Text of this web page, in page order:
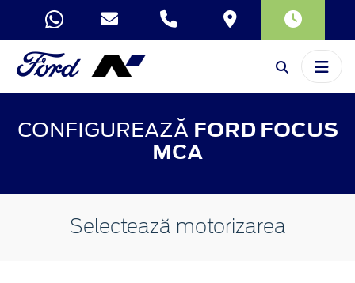
CONFIGUREAZĂ FORD FOCUS
MCA
Selectează motorizarea